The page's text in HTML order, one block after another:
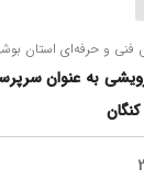
فنی و حرفه‌ای استان
به عنوان